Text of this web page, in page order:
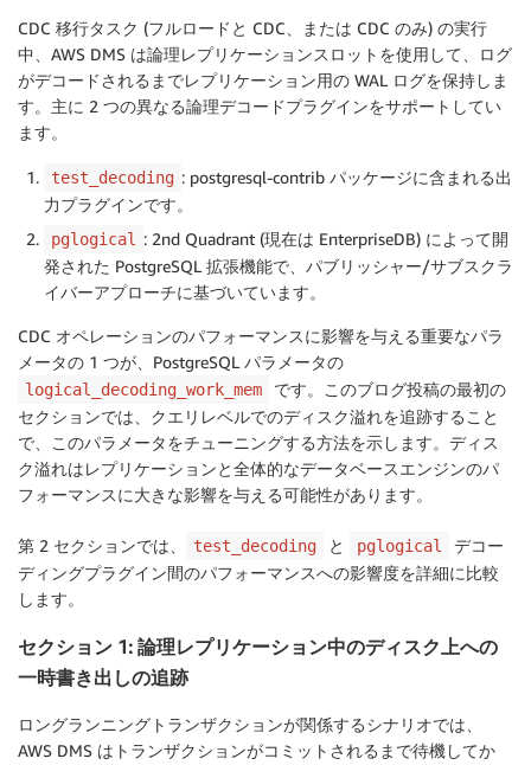
CDC 移行タスク (フルロードと CDC、または CDC のみ) の実行
中、AWS DMS は論理レプリケーションスロットを使用して、ログ
がデコードされるまでレプリケーション用の WAL ログを保持しま
す。主に 2 つの異なる論理デコードプラグインをサポートしてい
ます。
test_decoding : postgresql-contrib パッケージに含まれる出
力プラグインです。
pglogical
: 2nd Quadrant (現在は EnterpriseDB) によって開
発された PostgreSQL 拡張機能で、パブリッシャー/サブスクラ
イバーアプローチに基づいています。
CDC オペレーションのパフォーマンスに影響を与える重要なパラ
メータの 1 つが、PostgreSQL パラメータの
logical_decoding_work_mem
です。このブログ投稿の最初の
セクションでは、クエリレベルでのディスク溢れを追跡すること
で、このパラメータをチューニングする方法を示します。ディス
ク溢れはレプリケーションと全体的なデータベースエンジンのパ
フォーマンスに大きな影響を与える可能性があります。
第 2 セクションでは、 test_decoding と pglogical
デコー
ディングプラグイン間のパフォーマンスへの影響度を詳細に比較
します。
セクション 1: 論理レプリケーション中のディスク上への
一時書き出しの追跡
ロングランニングトランザクションが関係するシナリオでは、
AWS DMS はトランザクションがコミットされるまで待機してか